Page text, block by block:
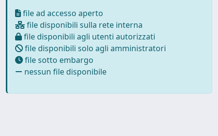
file ad accesso aperto
file disponibili sulla rete interna
file disponibili agli utenti autorizzati
file disponibili solo agli amministratori
file sotto embargo
nessun file disponibile